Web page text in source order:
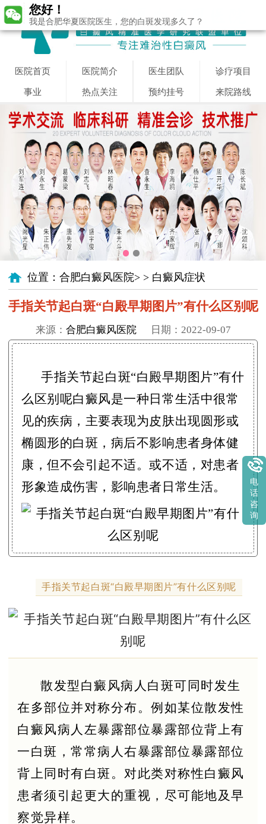
医院首页 医院简介 医生团队 诊疗项目
事业 热点关注 预约挂号 来院路线
位置：合肥白癜风医院> > 白癜风症状
手指关节起白斑“白殿早期图片”有什么区别呢
来源： 合肥白癜风医院日期：2022-09-07
手指关节起白斑“白殿早期图片”有什
么区别呢白癜风是一种日常生活中很常
见的疾病，主要表现为皮肤出现圆形或
椭圆形的白斑，病后不影响患者身体健
康，但不会引起不适。或不适，对患者
形象造成伤害，影响患者日常生活。
手指关节起白斑“白殿早期图片”有什么区别呢
散发型白癜风病人白斑可同时发生
在多部位并对称分布。例如某位散发性
白癜风病人左暴露部位暴露部位背上有
一白斑，常常病人右暴露部位暴露部位
背上同时有白斑。对此类对称性白癜风
患者须引起更大的重视，尽可能地及早
察觉异样。
电
话
咨
询
您好！
我是合肥华夏医院医生，您的白斑发现多久了？